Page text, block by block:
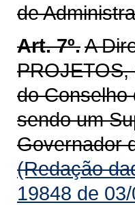
de
Art. 7º.A
do Conselho
sendo um
Governador
(Redação
19848 de